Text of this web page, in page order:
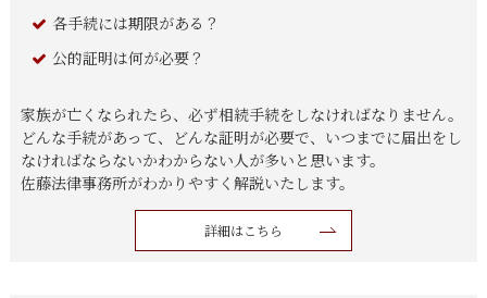
各手続には期限がある？
公的証明は何が必要？
家族が亡くなられたら、必ず相続手続をしなければなりません。
どんな手続があって、どんな証明が必要で、いつまでに届出をし
なければならないかわからない人が多いと思います。
佐藤法律事務所がわかりやすく解説いたします。
詳細はこちら